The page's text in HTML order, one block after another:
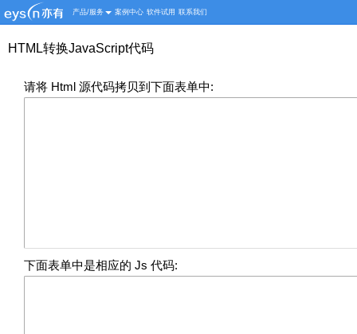
产品/服务 案例中心 软件试用 联系我们
HTML转换JavaScript代码
请将 Html 源代码拷贝到下面表单中:
下面表单中是相应的 Js 代码: